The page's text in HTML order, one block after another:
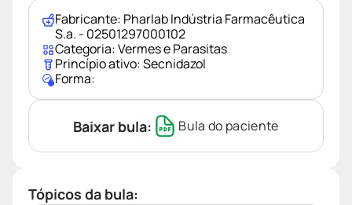
lenço umedecido
sabonete liquido
desodorante
10
Fabricante: Pharlab Indústria Farmacêutica
S.a. - 02501297000102
Categoria:Vermes e Parasitas
Princípio ativo:Secnidazol
Forma:
Baixar bula: Bula do paciente
Tópicos da bula: